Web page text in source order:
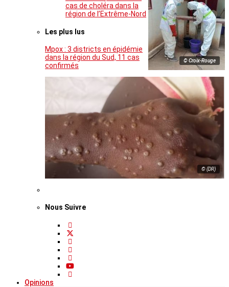
© Croix-Rouge
cas de choléra dans la
région de l’Extrême-Nord
Les plus lus
Mpox : 3 districts en épidémie
dans la région du Sud, 11 cas
confirmés
© (DR)
Nous Suivre
Opinions